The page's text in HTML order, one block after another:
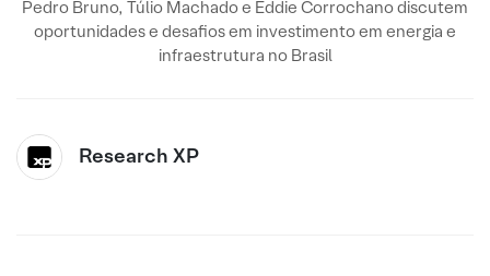
Pedro Bruno, Túlio Machado e Eddie Corrochano discutem
oportunidades e desafios em investimento em energia e
infraestrutura no Brasil
Research XP